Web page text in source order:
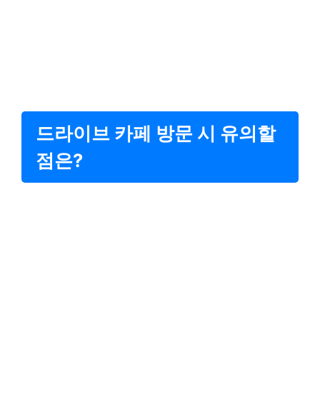
드라이브 카페 방문 시 유의할
점은?